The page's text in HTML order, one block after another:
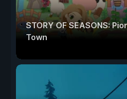
STORY OF SEASONS:
Town